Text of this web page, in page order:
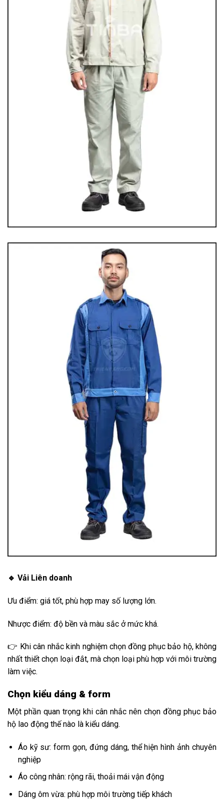
🔹 Vải Liên doanh
Ưu điểm: giá tốt, phù hợp may số lượng lớn.
Nhược điểm: độ bền và màu sắc ở mức khá.
👉 Khi cân nhắc kinh nghiệm chọn đồng phục bảo hộ, không
nhất thiết chọn loại đắt, mà chọn loại phù hợp với môi trường
làm việc.
Chọn kiểu dáng & form
Một phần quan trọng khi cân nhắc nên chọn đồng phục bảo
hộ lao động thế nào là kiểu dáng.
Áo kỹ sư: form gọn, đứng dáng, thể hiện hình ảnh chuyên
nghiệp
Áo công nhân: rộng rãi, thoải mái vận động
Dáng ôm vừa: phù hợp môi trường tiếp khách